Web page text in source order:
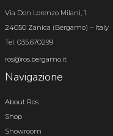
Via Don Lorenzo Milani, 1
24050 Zanica (Bergamo) – Italy
Tel. 035.670299
ros@ros.bergamo.it
Navigazione
About Ros
Shop
Showroom